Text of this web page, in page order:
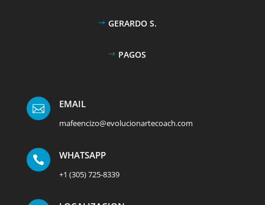
GERARDO S.
PAGOS
 EMAIL
mafeencizo@evolucionartecoach.com
 WHATSAPP
+1 (305) 725-8339